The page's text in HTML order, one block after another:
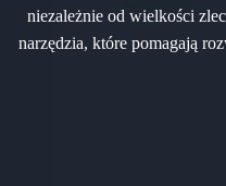
niezależnie od wielkości
narzędzia, które pomagają